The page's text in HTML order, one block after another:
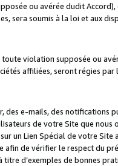
ou avérée dudit Accord),
sera soumis à la loi et aux
violation supposée ou
affiliées, seront régies par
e-mails, des notifications
de votre Site que nous
un Lien Spécial de votre Site
afin de vérifier le respect du
d’exemples de bonnes